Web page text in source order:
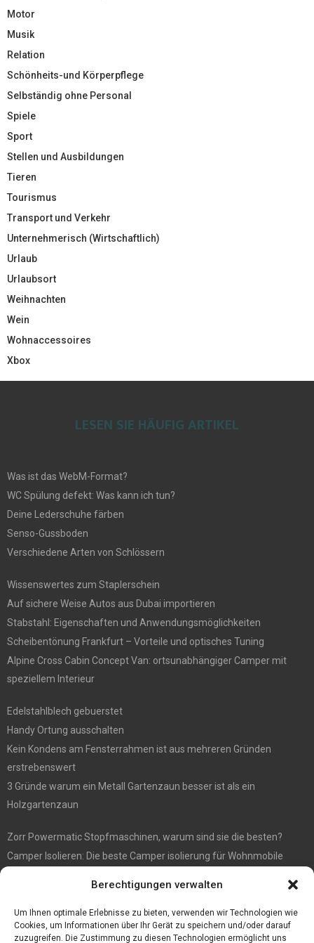
Berechtigungen verwalten
Um Ihnen optimale Erlebnisse zu bieten, verwenden wir Technologien wie
Cookies, um Informationen über Ihr Gerät zu speichern und/oder darauf
zuzugreifen. Die Zustimmung zu diesen Technologien ermöglicht uns
Motor
Musik
Relation
Schönheits-und Körperpflege
Selbständig ohne Personal
Spiele
Sport
Stellen und Ausbildungen
Tieren
Tourismus
Transport und Verkehr
Unternehmerisch (Wirtschaftlich)
Urlaub
Urlaubsort
Weihnachten
Wein
Wohnaccessoires
Xbox
LESEN SIE HÄUFIG ARTIKEL
Was ist das WebM-Format?
WC Spülung defekt: Was kann ich tun?
Deine Lederschuhe färben
Senso-Gussboden
Verschiedene Arten von Schlössern
Wissenswertes zum Staplerschein
Auf sichere Weise Autos aus Dubai importieren
Stabstahl: Eigenschaften und Anwendungsmöglichkeiten
Scheibentönung Frankfurt – Vorteile und optisches Tuning
Alpine Cross Cabin Concept Van: ortsunabhängiger Camper mit
speziellem Interieur
Edelstahlblech gebuerstet
Handy Ortung ausschalten
Kein Kondens am Fensterrahmen ist aus mehreren Gründen
erstrebenswert
3 Gründe warum ein Metall Gartenzaun besser ist als ein
Holzgartenzaun
Zorr Powermatic Stopfmaschinen, warum sind sie die besten?
Camper Isolieren: Die beste Camper isolierung für Wohnmobile
Immobilienmakler Gökay Gündüz
Masterarbeit auf Englisch: Anleitung zum Verfassen